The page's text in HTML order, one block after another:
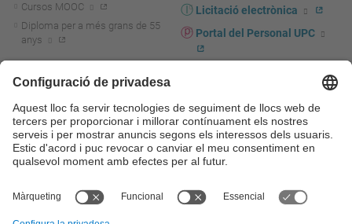
Cursos MOOC
Diploma per a més grans de 55
anys
Actualitat R+D+I
La recerca a la UPC
La transferència, l'emprenedoria i
la innovació a la UPC
Foment i suport a la recerca
transferència, l'emprenedoria i la
Licitació electrònica
Portal del Personal UPC
UPCshop, marxandatge
Sala de premsa
Seguretat i salut
Autoprotecció i emergències